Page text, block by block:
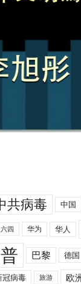
共病毒 中国
六四 华为 华人
巴黎 德国
冠病毒 旅游 欧